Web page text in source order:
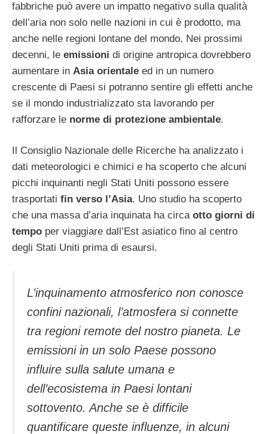
fabbriche può avere un impatto negativo sulla qualità
dell’aria non solo nelle nazioni in cui è prodotto, ma
anche nelle regioni lontane del mondo. Nei prossimi
decenni, le emissioni di origine antropica dovrebbero
aumentare in Asia orientale ed in un numero
crescente di Paesi si potranno sentire gli effetti anche
se il mondo industrializzato sta lavorando per
rafforzare le norme di protezione ambientale.
Il Consiglio Nazionale delle Ricerche ha analizzato i
dati meteorologici e chimici e ha scoperto che alcuni
picchi inquinanti negli Stati Uniti possono essere
trasportati fin verso l’Asia. Uno studio ha scoperto
che una massa d’aria inquinata ha circa otto giorni di
tempo per viaggiare dall’Est asiatico fino al centro
degli Stati Uniti prima di esaursi.
L’inquinamento atmosferico non conosce
confini nazionali, l’atmosfera si connette
tra regioni remote del nostro pianeta. Le
emissioni in un solo Paese possono
influire sulla salute umana e
dell’ecosistema in Paesi lontani
sottovento. Anche se è difficile
quantificare queste influenze, in alcuni